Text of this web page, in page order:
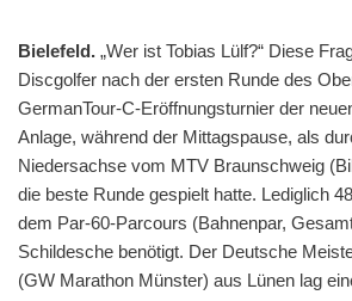
Bielefeld. „Wer ist Tobias Lülf?“ Diese
Discgolfer nach der ersten Runde des
GermanTour-C-Eröffnungsturnier der
Anlage, während der Mittagspause, als
Niedersachse vom MTV Braunschweig
die beste Runde gespielt hatte. Lediglich
dem Par-60-Parcours (Bahnenpar,
Schildesche benötigt. Der Deutsche
(GW Marathon Münster) aus Lünen lag